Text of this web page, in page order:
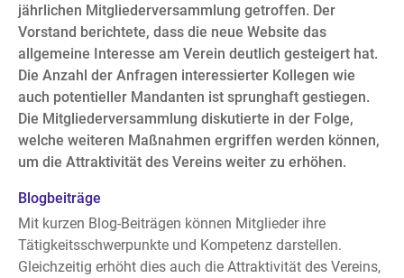
jährlichen Mitgliederversammlung getroffen. Der
Vorstand berichtete, dass die neue Website das
allgemeine Interesse am Verein deutlich gesteigert hat.
Die Anzahl der Anfragen interessierter Kollegen wie
auch potentieller Mandanten ist sprunghaft gestiegen.
Die Mitgliederversammlung diskutierte in der Folge,
welche weiteren Maßnahmen ergriffen werden können,
um die Attraktivität des Vereins weiter zu erhöhen.
Blogbeiträge
Mit kurzen Blog-Beiträgen können Mitglieder ihre
Tätigkeitsschwerpunkte und Kompetenz darstellen.
Gleichzeitig erhöht dies auch die Attraktivität des Vereins,